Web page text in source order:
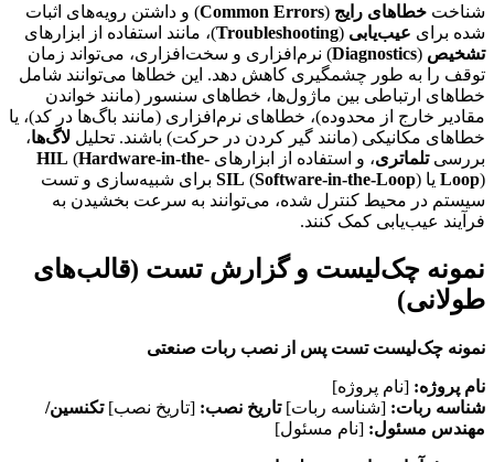
شناخت خطاهای رایج (
Common Errors) و داشتن رویه‌های اثبات
شده برای عیب‌یابی (
Troubleshooting)، مانند استفاده از ابزارهای
تشخیص (
Diagnostics) نرم‌افزاری و سخت‌افزاری، می‌تواند زمان
توقف را به طور چشمگیری کاهش دهد. این خطاها می‌توانند شامل
خطاهای ارتباطی بین ماژول‌ها، خطاهای سنسور (مانند خواندن
مقادیر خارج از محدوده)، خطاهای نرم‌افزاری (مانند باگ‌ها در کد)، یا
خطاهای مکانیکی (مانند گیر کردن در حرکت) باشند. تحلیل لاگ‌ها،
بررسیتلماتری، و استفاده از ابزارهای HIL (Hardware-in-the-
Loop) یا SIL (Software-in-the-Loop
) برای شبیه‌سازی و تست
سیستم در محیط کنترل شده، می‌توانند به سرعت بخشیدن به
فرآیند عیب‌یابی کمک کنند.
نمونه چک‌لیست و گزارش تست (قالب‌های
طولانی)
نمونه چک‌لیست تست پس از نصب ربات صنعتی
نام پروژه: [نام پروژه]
شناسه ربات: [شناسه ربات]تاریخ نصب: [تاریخ نصب]تکنسین/
مهندس مسئول: [نام مسئول]